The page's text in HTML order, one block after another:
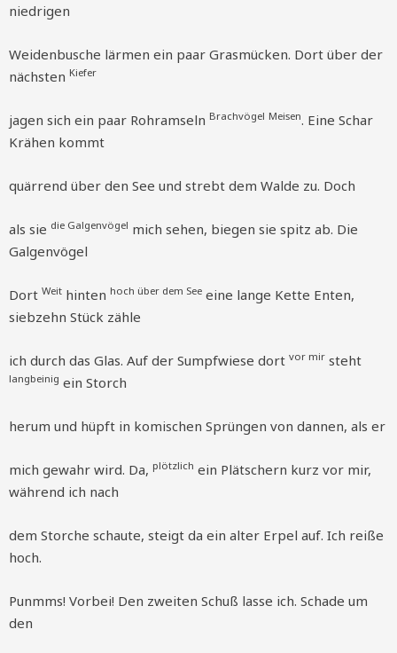
niedrigen
Weidenbusche lärmen ein paar Grasmücken. Dort über der
nächsten Kiefer
jagen sich ein paar Rohramseln Brachvögel Meisen. Eine Schar
Krähen kommt
quärrend über den See und strebt dem Walde zu. Doch
als sie die Galgenvögel mich sehen, biegen sie spitz ab. Die
Galgenvögel
Dort Weit hinten hoch über dem See eine lange Kette Enten,
siebzehn Stück zähle
ich durch das Glas. Auf der Sumpfwiese dort vor mir steht
langbeinig ein Storch
herum und hüpft in komischen Sprüngen von dannen, als er
mich gewahr wird. Da, plötzlich ein Plätschern kurz vor mir,
während ich nach
dem Storche schaute, steigt da ein alter Erpel auf. Ich reiße
hoch.
Punmms! Vorbei! Den zweiten Schuß lasse ich. Schade um
den